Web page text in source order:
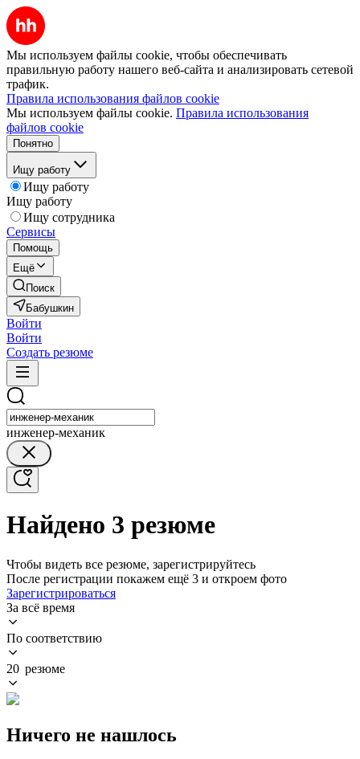
Мы используем файлы cookie, чтобы обеспечивать
правильную работу нашего веб-сайта и анализировать сетевой
трафик.
Правила использования файлов cookie
Мы используем файлы cookie. Правила использования
файлов cookie
Понятно
Ищу работу
Ищу работу
Ищу работу
Ищу сотрудника
Сервисы
Помощь
Ещё
Поиск
Бабушкин
Войти
Войти
Создать резюме
инженер-механик
Найдено 3 резюме
Чтобы видеть все резюме, зарегистрируйтесь
После регистрации покажем ещё 3 и откроем фото
Зарегистрироваться
За всё время
По соответствию
20 резюме
Ничего не нашлось